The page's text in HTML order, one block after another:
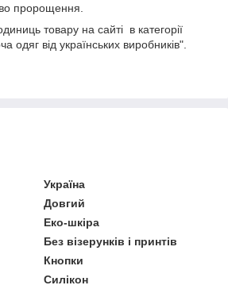
пророщення.
товару на сайті в категорії
одяг від українських виробників".
Україна
Довгий
Еко-шкіра
Без візерунків і принтів
Кнопки
Силікон